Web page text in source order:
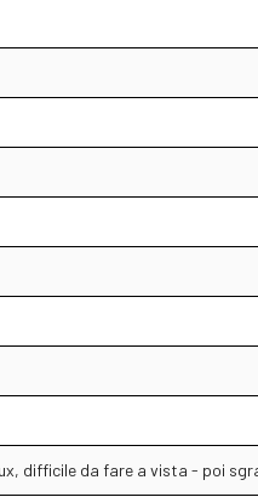
difficile da fare a vista - poi